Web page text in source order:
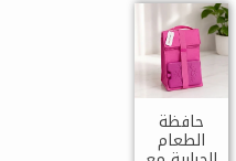
حافظة
الطعام